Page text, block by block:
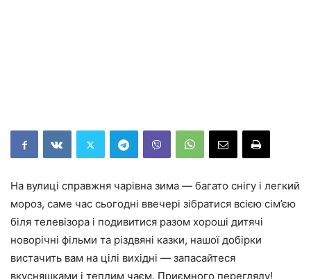
На вулиці справжня чарівна зима — багато снігу і легкий
мороз, саме час сьогодні ввечері зібратися всією сім’єю
біля телевізора і подивитися разом хороші дитячі
новорічні фільми та різдвяні казки, нашої добірки
вистачить вам на цілі вихідні — запасайтеся
вкусняшками і теплим чаєм. Приємного перегляду!